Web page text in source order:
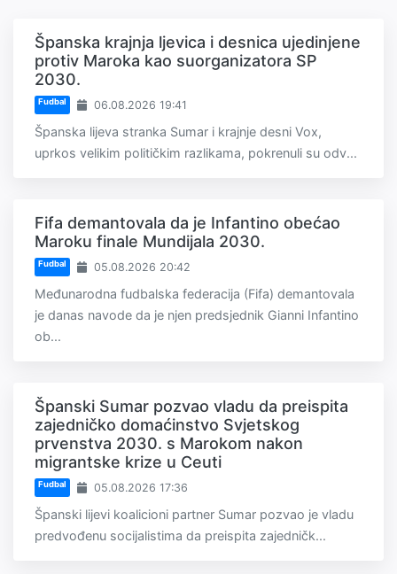
Španska krajnja ljevica i desnica ujedinjene
protiv Maroka kao suorganizatora SP
2030.
Fudbal 06.08.2026 19:41
Španska lijeva stranka Sumar i krajnje desni Vox,
uprkos velikim političkim razlikama, pokrenuli su odv...
Fifa demantovala da je Infantino obećao
Maroku finale Mundijala 2030.
Fudbal 05.08.2026 20:42
Međunarodna fudbalska federacija (Fifa) demantovala
je danas navode da je njen predsjednik Gianni Infantino
ob...
Španski Sumar pozvao vladu da preispita
zajedničko domaćinstvo Svjetskog
prvenstva 2030. s Marokom nakon
migrantske krize u Ceuti
Fudbal 05.08.2026 17:36
Španski lijevi koalicioni partner Sumar pozvao je vladu
predvođenu socijalistima da preispita zajedničk...